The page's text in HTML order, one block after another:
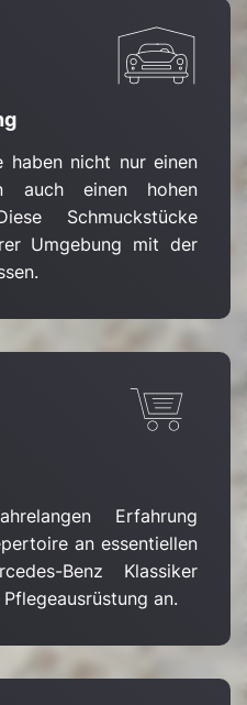
haben nicht nur einen
auch einen hohen
Schmuckstücke
Umgebung mit der
Erfahrung
an essentiellen
Benz Klassiker
an.